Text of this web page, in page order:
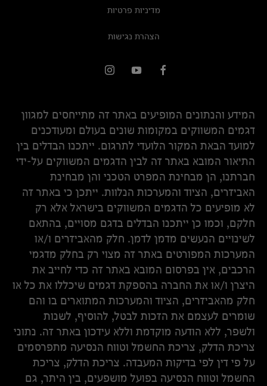
מדיניות פרטיות
הצהרת נגישות
המידע והנתונים המופיעים באתר זה מתייחסים למגוון
דגמים המשווקים במקומות שונים בעולם ומעודכנים
למועד הבאת המקור הלועדי לתרגום. ייתכנו הבדלים בין
התיאור המובא באתר זה לבין הדגמים המשווקים על-ידי
חברתנו, הן מבחינת המפרט הטכני והן מבחינת
האביזרים, הציוד והמערכות הנלוות. ייתכן כי באתר זה
לא מופיעים כל הדגמים המשווקים בישראל אלא רק
חלקם, וכמו כן ייתכנו הבדלים בדגם מסויים, בהתאם
לשינויים הנעשים מדמן לדמן. חלק מהאביזרים ו/או
המערכות המפורטים באתר זה מצוי רק בחלק מדגמי
הרכבים, אין בפרסום המובא באתר זה כדי לחייב את
היצרן ו/או את החברה בהספקת דגמים שיכללו את כל או
חלק מהאביזרים, הציוד והמערכות המתוארים בו והם
שומרים לעצמם את הזכות לבטל, להוסיף, לשנות
ולשפר, ללא הודעה מוקדמת וללא עידכון באתר זה. נתוני
צריכת הדלק, צריכת החשמל וטווח הנסיעה מתפרסמים
על פי דין לפי בדיקות המעבדה. צריכת הדלק, צריכת
החשמל וטווח הנסיעה בפועל מושפעים, בין היתר, גם